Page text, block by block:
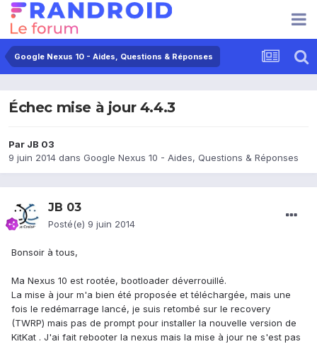
Google Nexus 10 - Aides, Questions & Réponses
Échec mise à jour 4.4.3
Par JB 03
9 juin 2014 dans Google Nexus 10 - Aides, Questions & Réponses
JB 03
Posté(e) 9 juin 2014
Bonsoir à tous,
Ma Nexus 10 est rootée, bootloader déverrouillé.
La mise à jour m'a bien été proposée et téléchargée, mais une
fois le redémarrage lancé, je suis retombé sur le recovery
(TWRP) mais pas de prompt pour installer la nouvelle version de
KitKat . J'ai fait rebooter la nexus mais la mise à jour ne s'est pas